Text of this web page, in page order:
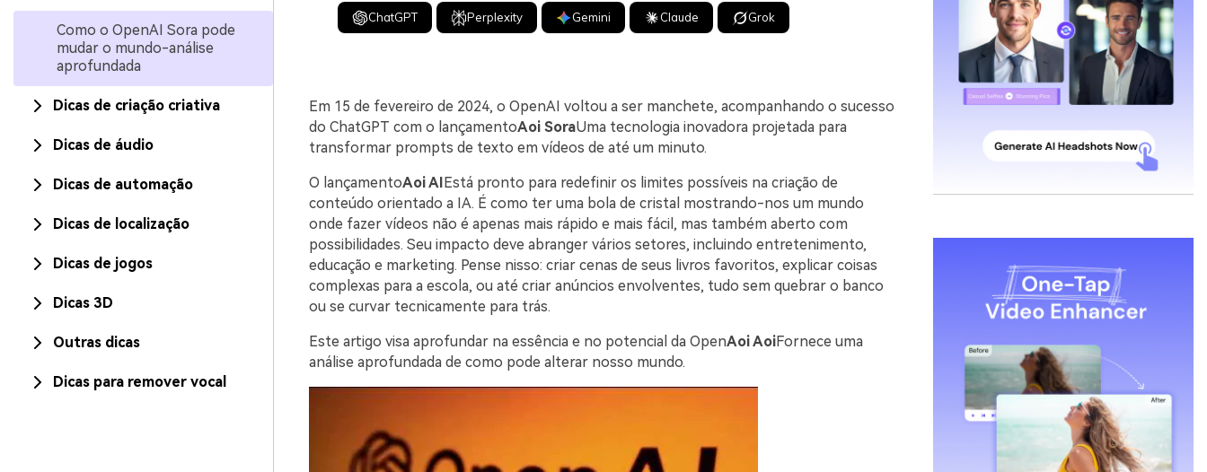
Como o OpenAI Sora pode
mudar o mundo-análise
aprofundada
Dicas de criação criativa
Dicas de áudio
Dicas de automação
Dicas de localização
Dicas de jogos
Dicas 3D
Outras dicas
Dicas para remover vocal
ChatGPT Perplexity Gemini Claude Grok
Em 15 de fevereiro de 2024, o OpenAI voltou a ser manchete, acompanhando o sucesso
do ChatGPT com o lançamentoAoi SoraUma tecnologia inovadora projetada para
transformar prompts de texto em vídeos de até um minuto.
O lançamentoAoi AIEstá pronto para redefinir os limites possíveis na criação de
conteúdo orientado a IA. É como ter uma bola de cristal mostrando-nos um mundo
onde fazer vídeos não é apenas mais rápido e mais fácil, mas também aberto com
possibilidades. Seu impacto deve abranger vários setores, incluindo entretenimento,
educação e marketing. Pense nisso: criar cenas de seus livros favoritos, explicar coisas
complexas para a escola, ou até criar anúncios envolventes, tudo sem quebrar o banco
ou se curvar tecnicamente para trás.
Este artigo visa aprofundar na essência e no potencial da OpenAoi AoiFornece uma
análise aprofundada de como pode alterar nosso mundo.